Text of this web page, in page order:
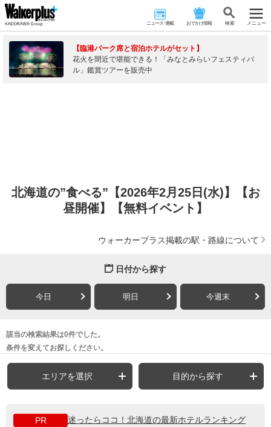
ニュース･連載 おでかけ情報 検 索 メニュー
【臨港パーク席と宿泊ホテルがセット】
花火を間近で堪能できる！「みなとみらいフェスティバ
ル」鑑賞ツアーを販売中
北海道の”食べる”【2026年2月25日(水)】【お
昼開催】【無料イベント】
ウォーカープラス掲載の駅・路線について
日付から探す
今日 明日 今週末
該当の検索結果は0件でした。
条件を変えてお探しください。
エリアを選択 目的から探す
PR
迷ったらココ！北海道の最新ホテルランキング